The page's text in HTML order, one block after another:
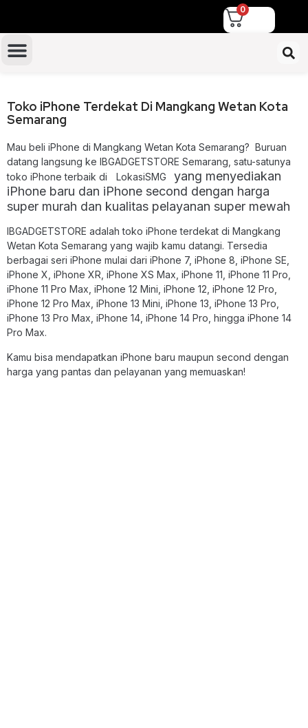
0
Toko iPhone Terdekat Di Mangkang Wetan Kota
Semarang
Mau beli iPhone di Mangkang Wetan Kota Semarang? Buruan
datang langsung ke IBGADGETSTORE Semarang, satu-satunya
toko iPhone terbaik di
LokasiSMG
yang menyediakan
iPhone baru dan iPhone second dengan harga
super murah dan kualitas pelayanan super mewah
IBGADGETSTORE adalahtoko iPhone terdekat di Mangkang
Wetan Kota Semarang yang wajib kamu datangi. Tersedia
berbagai seri iPhone mulai dari iPhone 7, iPhone 8, iPhone SE,
iPhone X, iPhone XR, iPhone XS Max, iPhone 11, iPhone 11 Pro,
iPhone 11 Pro Max, iPhone 12 Mini, iPhone 12, iPhone 12 Pro,
iPhone 12 Pro Max, iPhone 13 Mini, iPhone 13, iPhone 13 Pro,
iPhone 13 Pro Max, iPhone 14, iPhone 14 Pro, hingga iPhone 14
Pro Max.
Kamu bisa mendapatkan iPhone baru maupun second dengan
harga yang pantas dan pelayanan yang memuaskan!